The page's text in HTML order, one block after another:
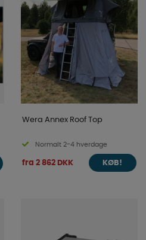
Wera Annex Roof Top
Normalt 2-4 hverdage
fra 2 862 DKK KØB!